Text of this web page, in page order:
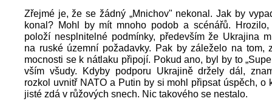
Zřejmé je, že se žádný „Mnichov" nekonal. Jak by
konal? Mohl by mít mnoho podob a scénářů.
položí nesplnitelné podmínky, především že Ukrajina
na ruské územní požadavky. Pak by záleželo na tom,
mocnosti se k nátlaku připojí. Pokud ano, byl by to
vším všudy. Kdyby podporu Ukrajině držely dál,
rozkol uvnitř NATO a Putin by si mohl připsat úspěch, o
jisté zdá v růžových snech. Nic takového se nestalo.